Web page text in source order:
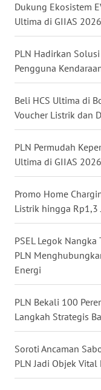
Dukung Ekosistem
Ultima di GIIAS 2026
PLN Hadirkan
Pengguna
Beli HCS Ultima di
Voucher Listrik dan
PLN Permudah
Ultima di GIIAS 2026
Promo Home
Listrik hingga Rp1,3
PSEL Legok Nangka
PLN
Energi
PLN Bekali 100
Langkah Strategis
Soroti Ancaman
PLN Jadi Objek Vital
WN
SERAMBI
WN
JAMBI
WN
WN
WN
SULTENG
SULBAR
BABEL
SUMBAR